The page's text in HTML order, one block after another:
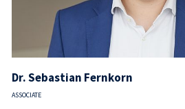
Dr. Sebastian Fernkorn
ASSOCIATE